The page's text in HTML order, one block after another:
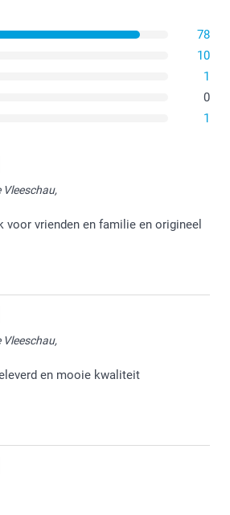
78
10
1
0
1
Vleeschau,
voor vrienden en familie en origineel
review. Fijn om te horen dat de
wens zijn ontvangen. Dit is zeker
product om cadeau te
Vleeschau,
en mooie kwaliteit
bericht.
je bestelling!